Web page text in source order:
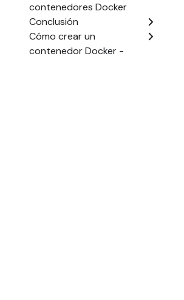
contenedores Docker
Conclusión
Cómo crear un
contenedor Docker -